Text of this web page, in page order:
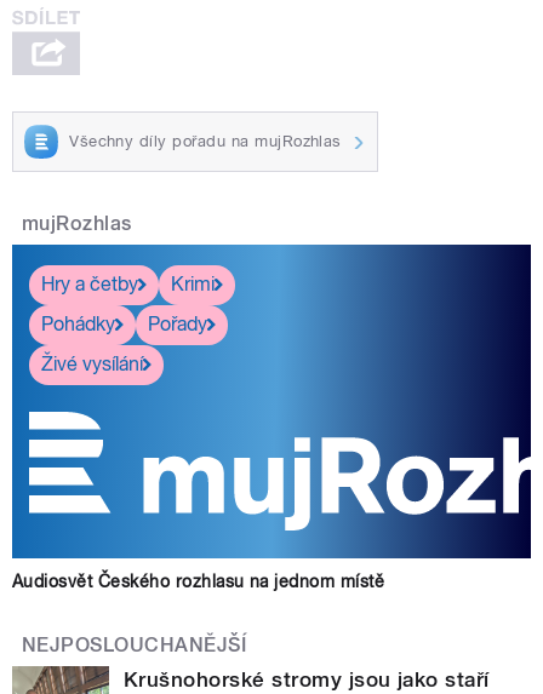
Všechny díly pořadu na mujRozhlas
mujRozhlas
Hry a četby
Krimi
Pohádky
Pořady
Živé vysílání
Audiosvět Českého rozhlasu na jednom místě
NEJPOSLOUCHANĚJŠÍ
Krušnohorské stromy jsou jako staří